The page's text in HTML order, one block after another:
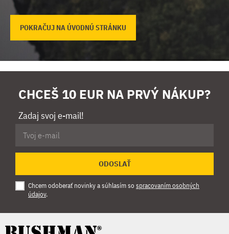
POKRAČUJ NA ÚVODNÚ STRÁNKU
CHCEŠ 10 EUR NA PRVÝ NÁKUP?
Zadaj svoj e-mail!
ODOSLAŤ
Chcem odoberať novinky a súhlasím so spracovaním osobných
údajov.